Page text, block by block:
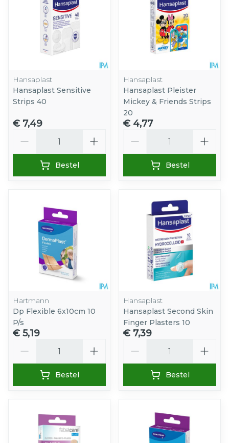
Hansaplast
Hansaplast Sensitive
Strips 40
€ 7,49
Bestel
Hansaplast
Hansaplast Pleister
Mickey & Friends Strips
20
€ 4,77
Bestel
Hartmann
Dp Flexible 6x10cm 10
P/s
€ 5,19
Bestel
Hansaplast
Hansaplast Second Skin
Finger Plasters 10
€ 7,39
Bestel